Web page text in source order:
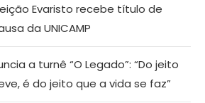
Evaristo recebe título de
da UNICAMP
a turnê “O Legado”: “Do jeito
é do jeito que a vida se faz”